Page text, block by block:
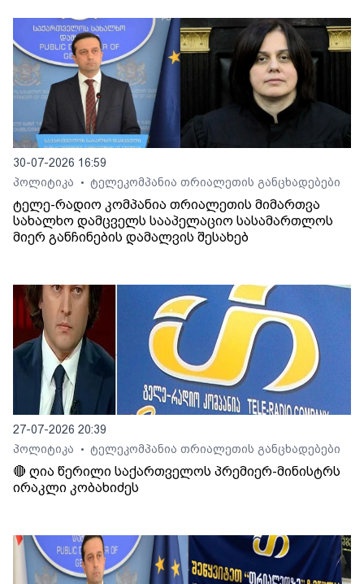
30-07-2026 16:59
პოლიტიკა
• ტელეკომპანია თრიალეთის განცხადებები
ტელე-რადიო კომპანია თრიალეთის მიმართვა
სახალხო დამცველს სააპელაციო სასამართლოს
მიერ განჩინების დამალვის შესახებ
27-07-2026 20:39
პოლიტიკა
• ტელეკომპანია თრიალეთის განცხადებები
🔴 ღია წერილი საქართველოს პრემიერ-მინისტრს
ირაკლი კობახიძეს